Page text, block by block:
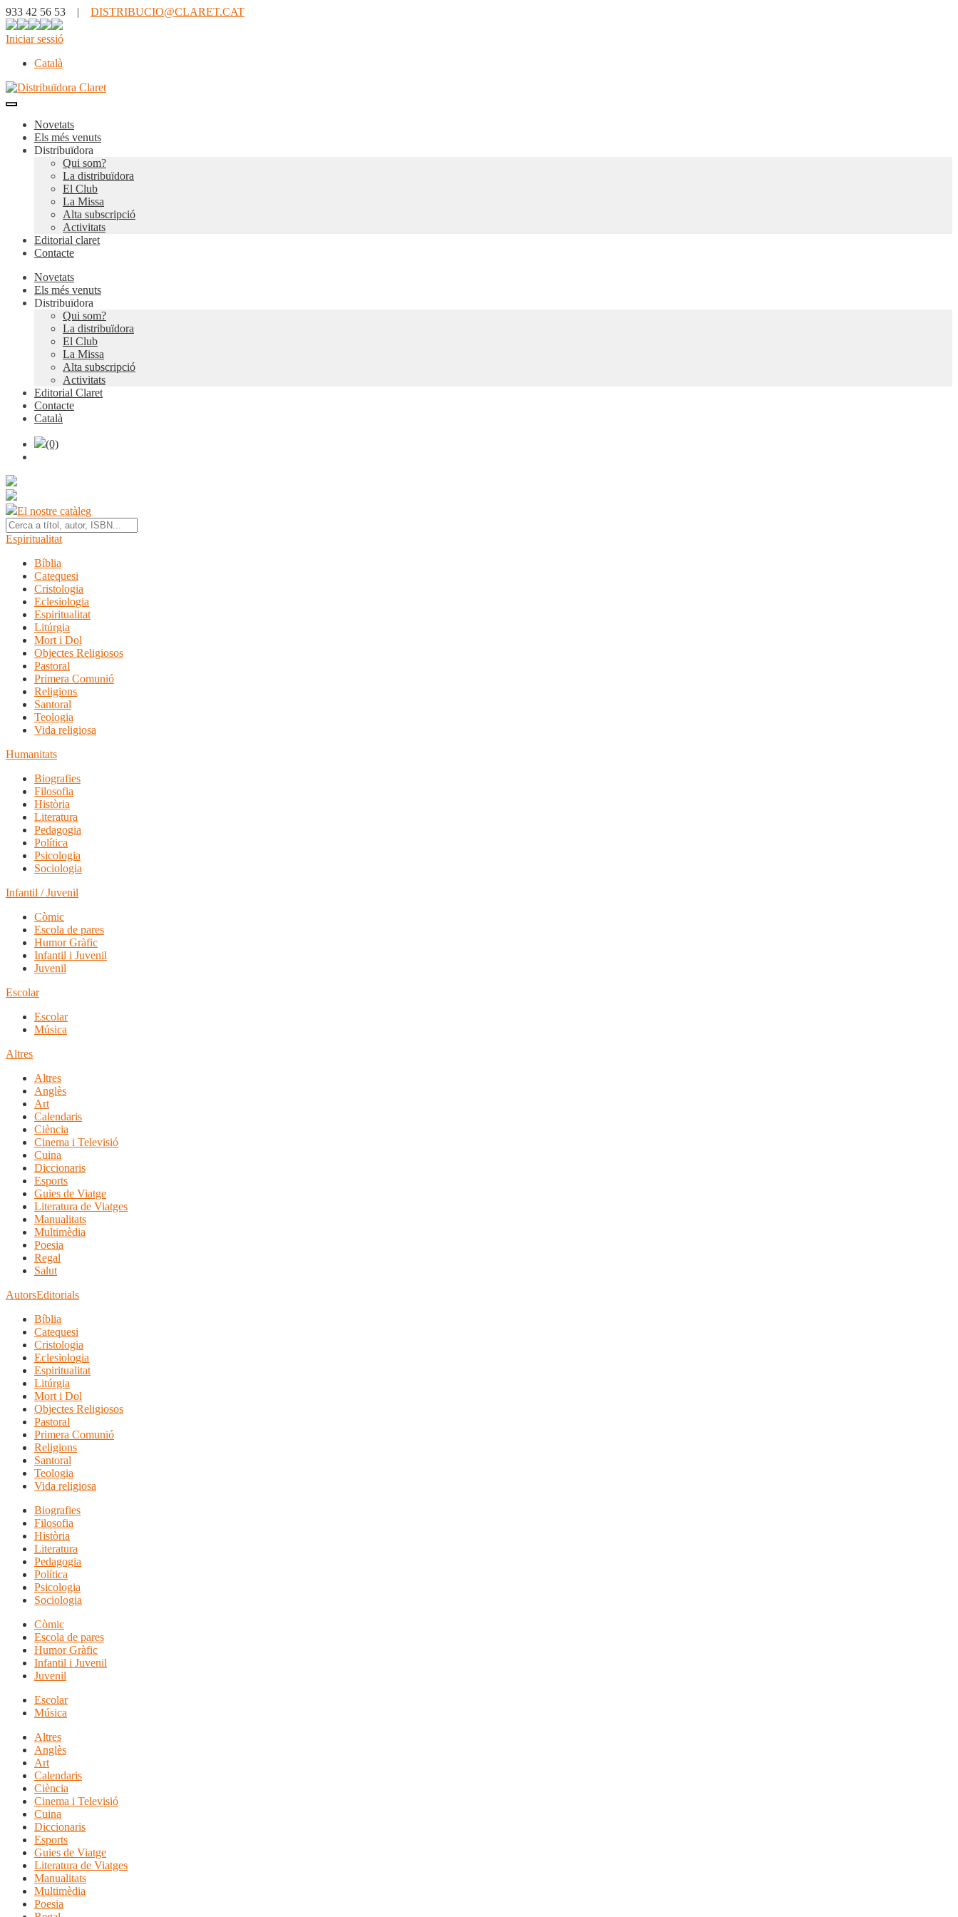
933 42 56 53 | DISTRIBUCIO@CLARET.CAT
Iniciar sessió
Català
Novetats
Els més venuts
Distribuïdora
Qui som?
La distribuïdora
El Club
La Missa
Alta subscripció
Activitats
Editorial claret
Contacte
Novetats
Els més venuts
Distribuïdora
Qui som?
La distribuïdora
El Club
La Missa
Alta subscripció
Activitats
Editorial Claret
Contacte
Català
(0)
El nostre catàleg
Espiritualitat
Bíblia
Catequesi
Cristologia
Eclesiologia
Espiritualitat
Litúrgia
Mort i Dol
Objectes Religiosos
Pastoral
Primera Comunió
Religions
Santoral
Teologia
Vida religiosa
Humanitats
Biografies
Filosofia
Història
Literatura
Pedagogia
Política
Psicologia
Sociologia
Infantil / Juvenil
Còmic
Escola de pares
Humor Gràfic
Infantil i Juvenil
Juvenil
Escolar
Escolar
Música
Altres
Altres
Anglès
Art
Calendaris
Ciència
Cinema i Televisió
Cuina
Diccionaris
Esports
Guies de Viatge
Literatura de Viatges
Manualitats
Multimèdia
Poesia
Regal
Salut
AutorsEditorials
Bíblia
Catequesi
Cristologia
Eclesiologia
Espiritualitat
Litúrgia
Mort i Dol
Objectes Religiosos
Pastoral
Primera Comunió
Religions
Santoral
Teologia
Vida religiosa
Biografies
Filosofia
Història
Literatura
Pedagogia
Política
Psicologia
Sociologia
Còmic
Escola de pares
Humor Gràfic
Infantil i Juvenil
Juvenil
Escolar
Música
Altres
Anglès
Art
Calendaris
Ciència
Cinema i Televisió
Cuina
Diccionaris
Esports
Guies de Viatge
Literatura de Viatges
Manualitats
Multimèdia
Poesia